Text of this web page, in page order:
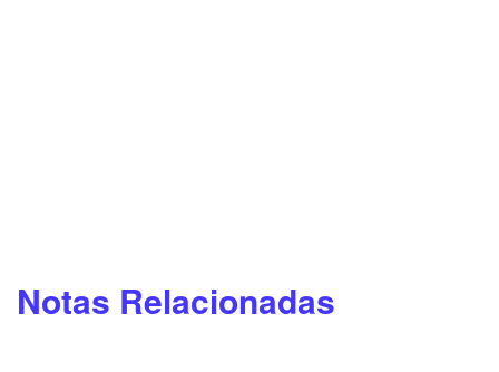
Notas Relacionadas